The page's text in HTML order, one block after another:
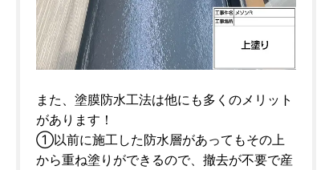
また、塗膜防水工法は他にも多くのメリット
があります！
①以前に施工した防水層があってもその上
から重ね塗りができるので、撤去が不要で産